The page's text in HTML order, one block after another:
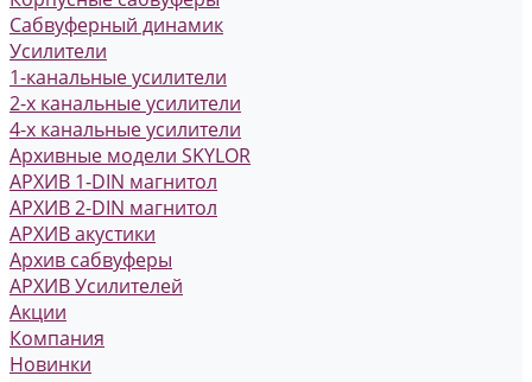
Сабвуферный динамик
Усилители
1-канальные усилители
2-х канальные усилители
4-х канальные усилители
Архивные модели SKYLOR
АРХИВ 1-DIN магнитол
АРХИВ 2-DIN магнитол
АРХИВ акустики
Архив сабвуферы
АРХИВ Усилителей
Акции
Компания
Новинки